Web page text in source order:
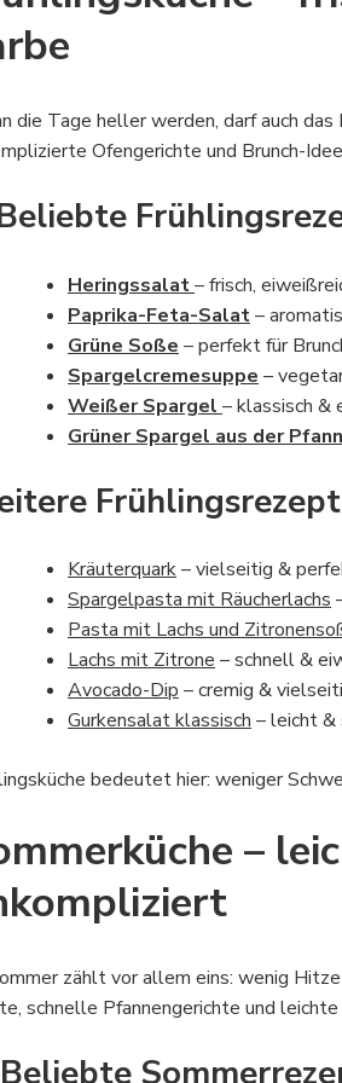
die Tage heller werden, darf auch
Ofengerichte und Brunch-
Heringssalat– frisch,
Paprika-Feta-Salat–
Grüne Soße – perfekt für
Spargelcremesuppe –
Weißer Spargel – klassisch &
Grüner Spargel aus der
Kräuterquark– vielseitig &
Spargelpasta mit Räucherlachs
Pasta mit Lachs und
Lachs mit Zitrone – schnell &
Avocado-Dip – cremig &
Gurkensalat klassisch – leicht
bedeutet hier: weniger
–
zählt vor allem eins: wenig
schnelle Pfannengerichte und